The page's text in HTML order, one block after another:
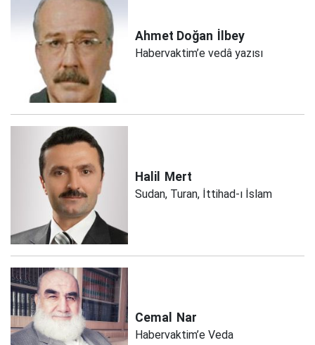
Ahmet Doğan İlbey
Habervaktim’e vedâ yazısı
Halil Mert
Sudan, Turan, İttihad-ı İslam
Cemal Nar
Habervaktim’e Veda